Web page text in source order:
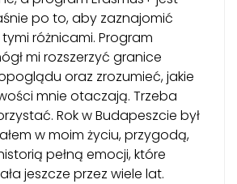
po to, aby zaznajomić
różnicami. Program
mi rozszerzyć granice
oraz zrozumieć, jakie
mnie otaczają. Trzeba
Rok w Budapeszcie był
w moim życiu, przygodą,
pełną emocji, które
jeszcze przez wiele lat.